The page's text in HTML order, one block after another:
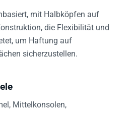
mit Halbköpfen auf
die Flexibilität und
um Haftung auf
sicherzustellen.
Mittelkonsolen,